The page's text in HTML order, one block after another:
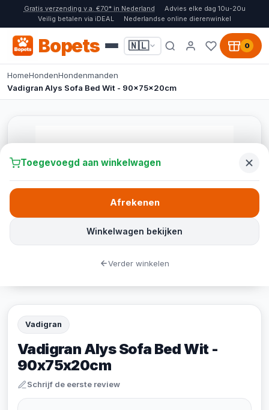
Gratis verzending v.a. €70* in Nederland
Advies elke dag 10u-20u
Veilig betalen via iDEAL
Nederlandse online dierenwinkel
Bopets 🇳🇱 0
HomeHondenHondenmanden
Vadigran Alys Sofa Bed Wit - 90x75x20cm
Vadigran
Vadigran Alys Sofa Bed Wit -
90x75x20cm
Schrijf de eerste review
Toegevoegd aan winkelwagen
Winkelwagen bekijken
Afrekenen
Verder winkelen